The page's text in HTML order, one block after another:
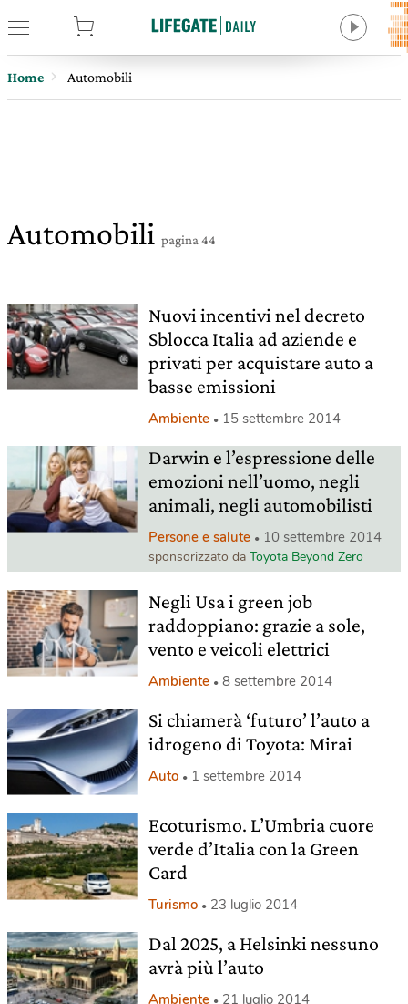
Home Automobili
Automobili pagina 44
Nuovi incentivi nel decreto
Sblocca Italia ad aziende e
privati per acquistare auto a
basse emissioni
Ambiente 15 settembre 2014
Darwin e l’espressione delle
emozioni nell’uomo, negli
animali, negli automobilisti
Persone e salute 10 settembre 2014
sponsorizzato da Toyota Beyond Zero
Negli Usa i green job
raddoppiano: grazie a sole,
vento e veicoli elettrici
Ambiente 8 settembre 2014
Si chiamerà ‘futuro’ l’auto a
idrogeno di Toyota: Mirai
Auto 1 settembre 2014
Ecoturismo. L’Umbria cuore
verde d’Italia con la Green
Card
Turismo 23 luglio 2014
Dal 2025, a Helsinki nessuno
avrà più l’auto
Ambiente 21 luglio 2014